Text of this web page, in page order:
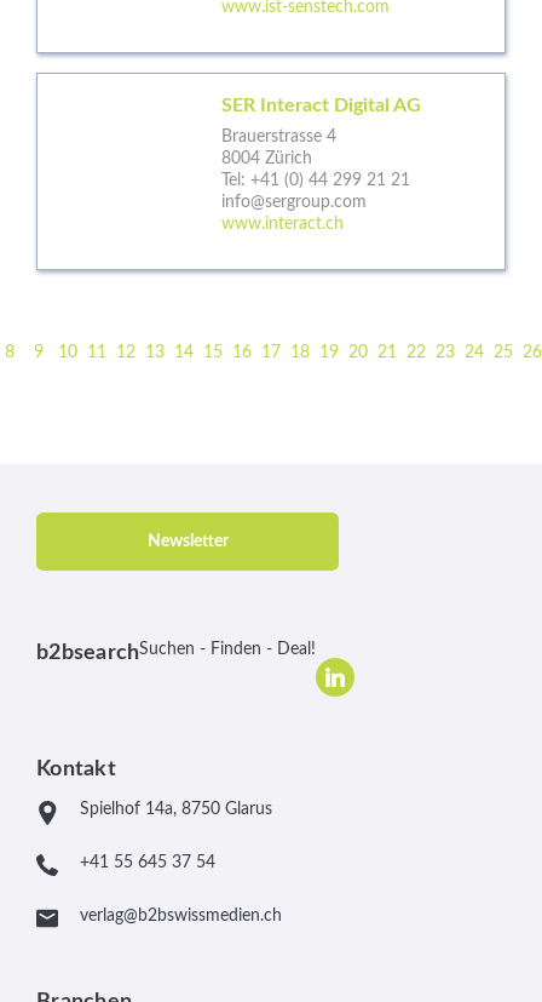
www.ist-senstech.com
SER Interact Digital AG
Brauerstrasse 4
8004 Zürich
Tel: +41 (0) 44 299 21 21
info@sergroup.com
www.interact.ch
8 9 10 11 12 13 14 15 16 17 18 19 20 21 22 23 24 25 26
Newsletter
b2bsearchSuchen - Finden - Deal!
Kontakt
Spielhof 14a, 8750 Glarus
+41 55 645 37 54
verlag@b2bswissmedien.ch